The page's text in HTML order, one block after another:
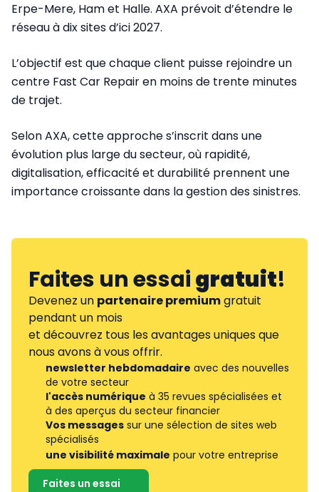
Erpe-Mere, Ham et Halle. AXA prévoit d’étendre le
réseau à dix sites d’ici 2027.
L’objectif est que chaque client puisse rejoindre un
centre Fast Car Repair en moins de trente minutes
de trajet.
Selon AXA, cette approche s’inscrit dans une
évolution plus large du secteur, où rapidité,
digitalisation, efficacité et durabilité prennent une
importance croissante dans la gestion des sinistres.
Faites un essaigratuit!
Devenez un partenaire premiumgratuit
pendant un mois
et découvrez tous les avantages uniques que
nous avons à vous offrir.
newsletter hebdomadaire avec des nouvelles
de votre secteur
l'accès numérique à 35 revues spécialisées et
à des aperçus du secteur financier
Vos messages sur une sélection de sites web
spécialisés
une visibilité maximale pour votre entreprise
Faites un essai